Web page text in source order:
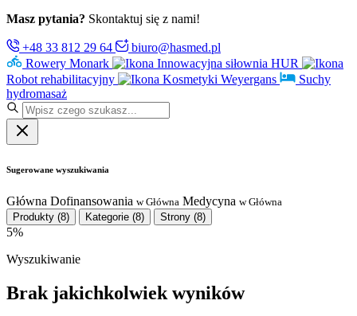
Masz pytania? Skontaktuj się z nami!
+48 33 812 29 64
biuro@hasmed.pl
Rowery Monark
Innowacyjna siłownia HUR
Robot rehabilitacyjny
Kosmetyki Weyergans
Suchy
hydromasaż
Sugerowane wyszukiwania
Główna Dofinansowania w Główna Medycyna w Główna
Produkty (8) Kategorie (8) Strony (8)
5%
Wyszukiwanie
Brak jakichkolwiek wyników